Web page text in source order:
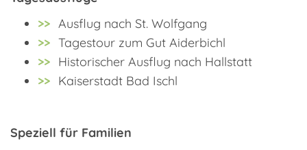
Ausflug nach St. Wolfgang
Tagestour zum Gut Aiderbichl
Historischer Ausflug nach Hallstatt
Kaiserstadt Bad Ischl
Speziell für Familien